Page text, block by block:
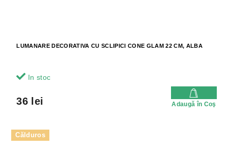
LUMANARE DECORATIVA CU SCLIPICI CONE GLAM 22 CM, ALBA
In stoc
36 lei Adaugă în Coş
Călduros